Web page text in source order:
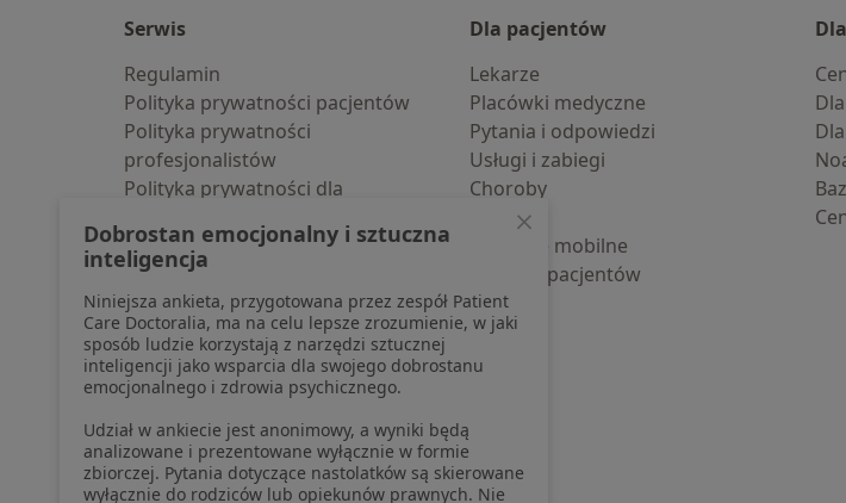
Serwis
Regulamin
Polityka prywatności pacjentów
Polityka prywatności
profesjonalistów
Polityka prywatności dla
pozyskaliśmy samodzielnie
Polityka cookies
Jak działają wyniki wyszukiwania
Dostępność
O nas
Praca Rekrutujemy!
Partnerzy
Centrum prasowe
Kontakt
Dla pacjentów
Lekarze
Placówki medyczne
Pytania i odpowiedzi
Usługi i zabiegi
Choroby
Pomoc
Aplikacje mobilne
Blog dla pacjentów
Dobrostan emocjonalny i sztuczna
inteligencja
Niniejsza ankieta, przygotowana przez zespół Patient
Care Doctoralia, ma na celu lepsze zrozumienie, w jaki
sposób ludzie korzystają z narzędzi sztucznej
inteligencji jako wsparcia dla swojego dobrostanu
emocjonalnego i zdrowia psychicznego.
Udział w ankiecie jest anonimowy, a wyniki będą
analizowane i prezentowane wyłącznie w formie
zbiorczej. Pytania dotyczące nastolatków są skierowane
wyłącznie do rodziców lub opiekunów prawnych. Nie